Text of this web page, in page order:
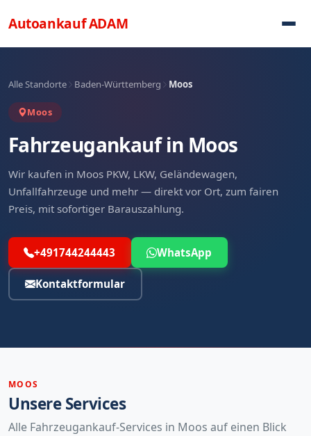
AutoankaufADAM
Alle Standorte Baden-Württemberg Moos
Moos
Fahrzeugankauf in Moos
Wir kaufen in Moos PKW, LKW, Geländewagen,
Unfallfahrzeuge und mehr — direkt vor Ort, zum fairen
Preis, mit sofortiger Barauszahlung.
+491744244443 WhatsApp
Kontaktformular
MOOS
Unsere Services
Alle Fahrzeugankauf-Services in Moos auf einen Blick